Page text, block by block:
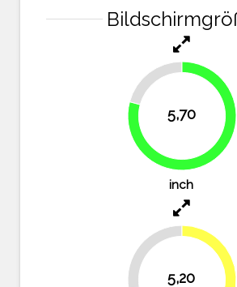
5,70
20.8%
79.2%
inch
5,20
27.8%